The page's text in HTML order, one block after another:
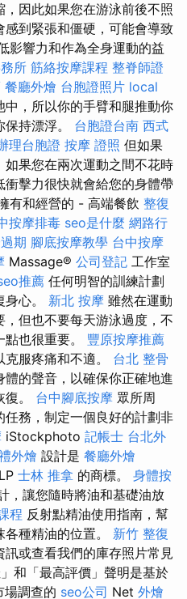
因此如果您在游泳前後不照
到緊張和僵硬，可能會導致
影響力和作為全身運動的益
所 筋絡按摩課程 整脊師證
餐廳外燴 台胞證照片 local
中，所以你的手臂和腿推動你
持漂浮。 台胞證台南 西式
理台胞證 按摩 證照 但如果
果您在兩次運動之間不花時
擊力很快就會給您的身體帶
有和經營的 - 高端餐飲 整復
按摩排毒 seo是什麼 網路行
期 腳底按摩教學 台中按摩
Massage® 公司登記 工作室
推薦 任何明智的訓練計劃
心。 新北 按摩 雖然在運動
但也不要每天游泳過度，不
也很重要。 豐原按摩推薦
服疼痛和不適。 台北 整骨
的聲音，以確保你正確地進
。 台中腳底按摩 眾所周
務，制定一個良好的計劃非
iStockphoto 記帳士 台北外
外燴 設計是 餐廳外燴
LP 士林 推拿 的商標。 身體按
，讓您隨時將油和基礎油放
程 反射點精油使用指南，幫
種精油的位置。 新竹 整復
或查看我們的庫存照片常見
」和「最高評價」聲明是基於
場調查的 seo公司 Net 外燴